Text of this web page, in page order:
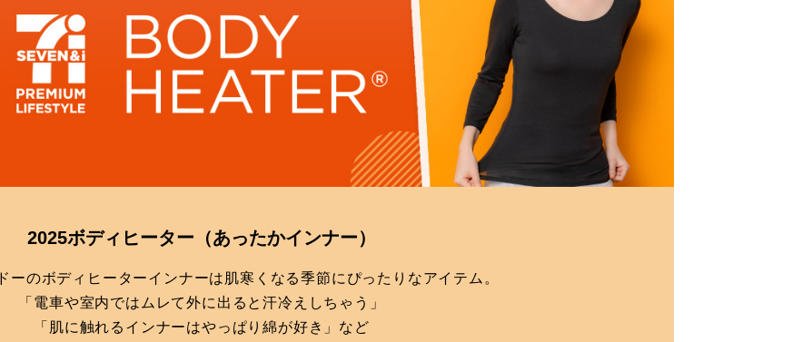
2025ボディヒーター （あったかインナー）
ーのボディヒーターインナーは肌寒くなる季節にぴったりなアイテム。
「電車や室内ではムレて外に出ると汗冷えしちゃう」
「肌に触れるインナーはやっぱり綿が好き」など